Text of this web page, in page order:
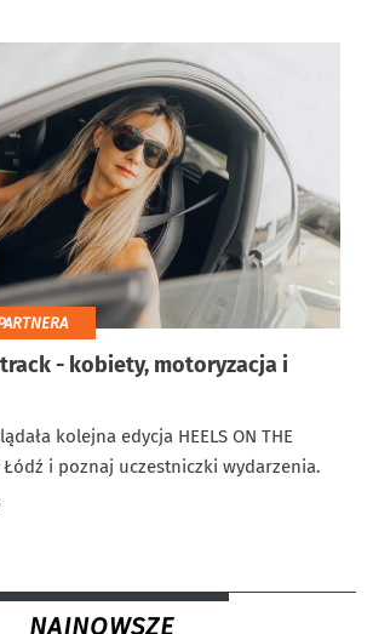
- kobiety, motoryzacja i
kolejna edycja HEELS ON THE
Łódź i poznaj uczestniczki wydarzenia.
NAJNOWSZE